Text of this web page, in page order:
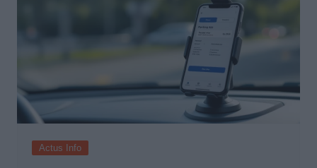
Actus Info